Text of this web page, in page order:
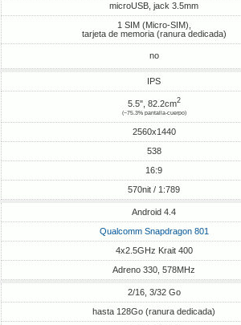
microUSB, jack 3.5mm
1 SIM (Micro-SIM),
tarjeta de memoria (ranura dedicada)
no
IPS
5.5", 82.2cm2
(~75.3% pantalla-cuerpo)
2560x1440
538
16:9
570nit / 1:789
Android 4.4
Qualcomm Snapdragon 801
4x2.5GHz Krait 400
Adreno 330, 578MHz
2/16, 3/32 Go
hasta 128Go (ranura dedicada)